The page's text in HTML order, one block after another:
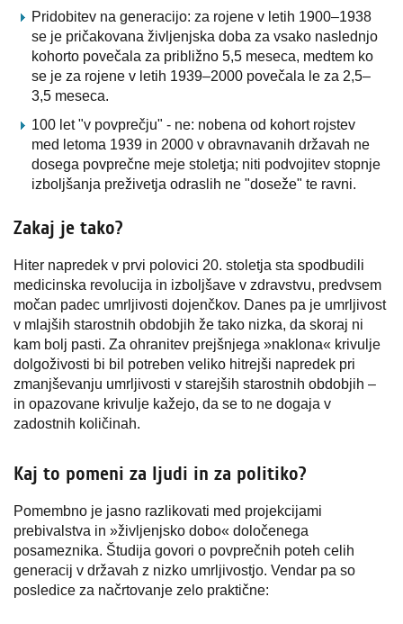
Pridobitev na generacijo: za rojene v letih 1900–1938
se je pričakovana življenjska doba za vsako naslednjo
kohorto povečala za približno 5,5 meseca, medtem ko
se je za rojene v letih 1939–2000 povečala le za 2,5–
3,5 meseca.
100 let "v povprečju" - ne: nobena od kohort rojstev
med letoma 1939 in 2000 v obravnavanih državah ne
dosega povprečne meje stoletja; niti podvojitev stopnje
izboljšanja preživetja odraslih ne "doseže" te ravni.
Zakaj je tako?
Hiter napredek v prvi polovici 20. stoletja sta spodbudili
medicinska revolucija in izboljšave v zdravstvu, predvsem
močan padec umrljivosti dojenčkov. Danes pa je umrljivost
v mlajših starostnih obdobjih že tako nizka, da skoraj ni
kam bolj pasti. Za ohranitev prejšnjega »naklona« krivulje
dolgoživosti bi bil potreben veliko hitrejši napredek pri
zmanjševanju umrljivosti v starejših starostnih obdobjih –
in opazovane krivulje kažejo, da se to ne dogaja v
zadostnih količinah.
Kaj to pomeni za ljudi in za politiko?
Pomembno je jasno razlikovati med projekcijami
prebivalstva in »življenjsko dobo« določenega
posameznika. Študija govori o povprečnih poteh celih
generacij v državah z nizko umrljivostjo. Vendar pa so
posledice za načrtovanje zelo praktične: